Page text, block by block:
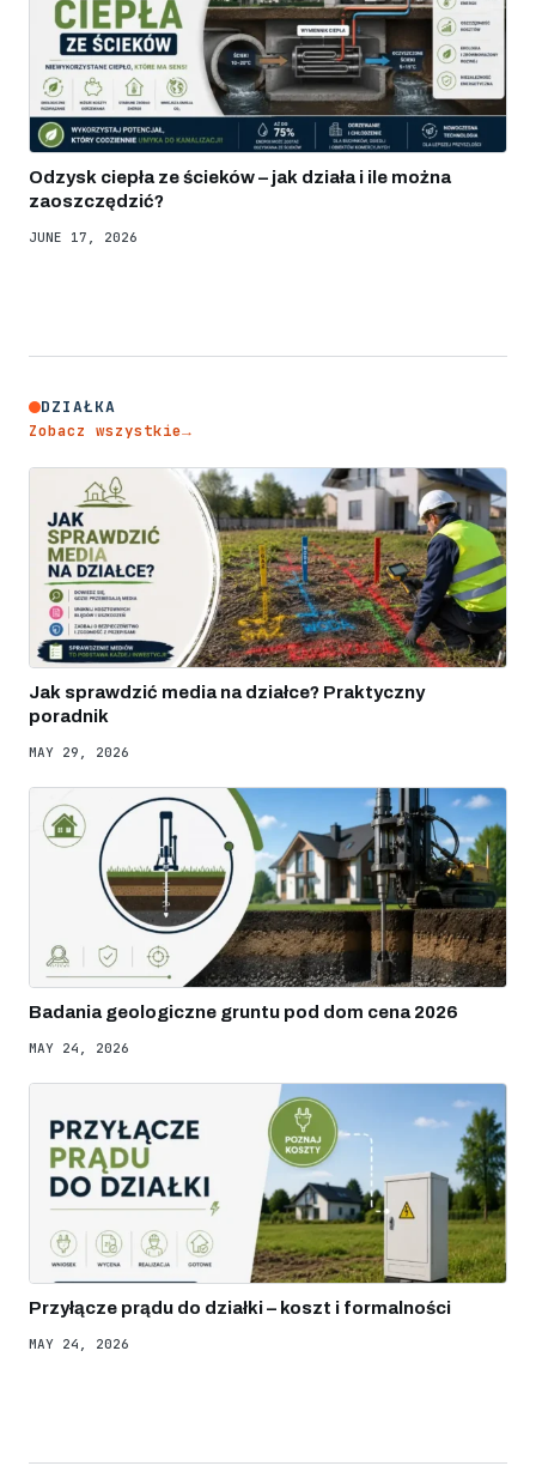
Odzysk ciepła ze ścieków – jak działa i ile można
zaoszczędzić?
JUNE 17, 2026
DZIAŁKA
Zobacz wszystkie→
Jak sprawdzić media na działce? Praktyczny
poradnik
MAY 29, 2026
Badania geologiczne gruntu pod dom cena 2026
MAY 24, 2026
Przyłącze prądu do działki – koszt i formalności
MAY 24, 2026